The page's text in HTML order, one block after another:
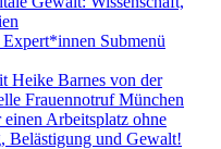
Expert*innen Submenü
Heike Barnes von der
Frauennotruf München
Arbeitsplatz ohne
Belästigung und Gewalt!